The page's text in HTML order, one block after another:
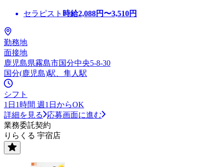
セラピスト 時給2,088円〜3,510円
勤務地
面接地
鹿児島県霧島市国分中央5-8-30
国分(鹿児島)駅、隼人駅
シフト
1日1時間 週1日からOK
詳細を見る
応募画面に進む
業務委託契約
りらくる 宇宿店